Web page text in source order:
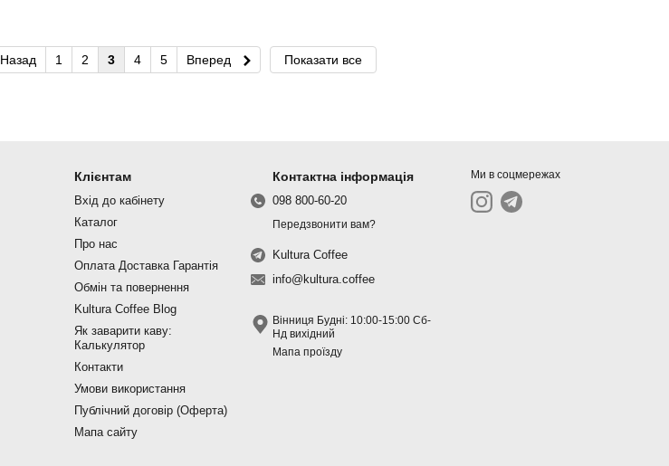
Назад 1 2 3 4 5 Вперед Показати все
Клієнтам
Вхід до кабінету
Каталог
Про нас
Оплата Доставка Гарантія
Обмін та повернення
Kultura Coffee Blog
Як заварити каву:
Калькулятор
Контакти
Умови використання
Публічний договір (Оферта)
Мапа сайту
Контактна інформація
098 800-60-20
Передзвонити вам?
Kultura Coffee
info@kultura.coffee
Вінниця Будні: 10:00-15:00 Сб-
Нд вихідний
Мапа проїзду
Ми в соцмережах